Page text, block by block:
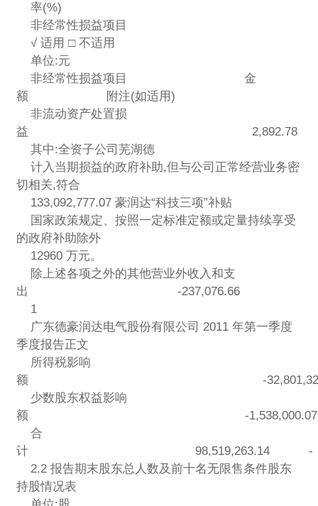
率(%)
非经常性损益项目
√ 适用 □ 不适用
单位:元
非经常性损益项目 金
额 附注(如适用)
非流动资产处置损
益 2,892.78
其中:全资子公司芜湖德
计入当期损益的政府补助,但与公司正常经营业务密
切相关,符合
133,092,777.07 豪润达“科技三项”补贴
国家政策规定、按照一定标准定额或定量持续享受
的政府补助除外
12960 万元。
除上述各项之外的其他营业外收入和支
出 -237,076.66
1
广东德豪润达电气股份有限公司 2011 年第一季度
季度报告正文
所得税影响
额 -
少数股东权益影响
额 -1,538,000.07
合
计 98,519,263.14 -
2.2 报告期末股东总人数及前十名无限售条件股东
持股情况表